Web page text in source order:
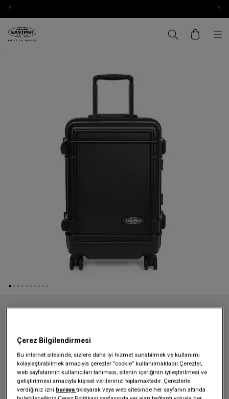
RESIST'R CASE S BLACK
TEKERLEKLİ VALİZ
18.999,00 TL
Çerez Bilgilendirmesi
Bu internet sitesinde, sizlere daha iyi hizmet sunabilmek ve kullanımı
kolaylaştırabilmek amacıyla çerezler ”cookie” kullanılmaktadır.Çerezler,
web sayfalarının kullanıcıları tanıması, sitenin içeriğinin iyileştirilmesi ve
geliştirilmesi amacıyla kişisel verilerinizi toplamaktadır. Çerezlerle
verdiğiniz izni burayatıklayarak veya web sitesinde her sayfanın altında